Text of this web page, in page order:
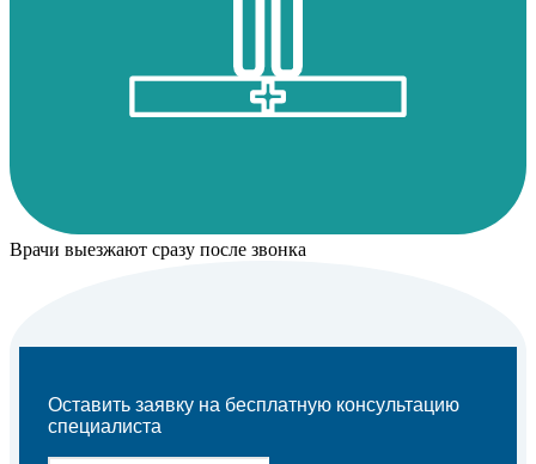
Врачи выезжают сразу после звонка
Оставить заявку на бесплатную консультацию
специалиста